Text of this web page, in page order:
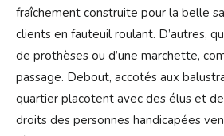
fraîchement construite pour la belle
clients en fauteuil roulant. D’autres,
de prothèses ou d’une marchette,
passage. Debout, accotés aux
quartier placotent avec des élus et
droits des personnes handicapées